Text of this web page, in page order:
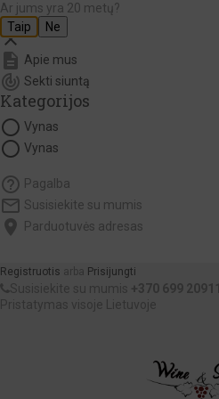
menu Menu

description Apie mus
track_changes Sekti siuntą
Kategorijos
panorama_fish_eye Vynas
panorama_fish_eye Vynas
help_outline Pagalba
mail_outline Susisiekite su mumis
location_on Parduotuvės adresas
Registruotis arba Prisijungti
Susisiekite su mumis +370 699 20911
Pristatymas visoje Lietuvoje
Ar jums yra 20 metų?
Taip
Ne